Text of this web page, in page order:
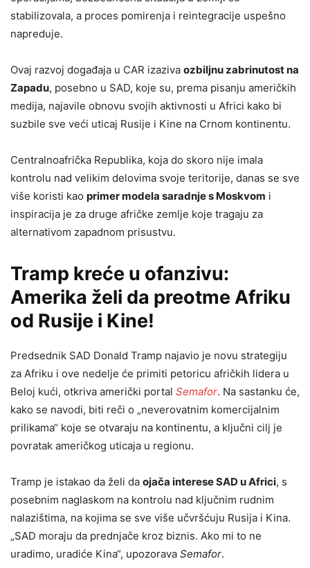
stabilizovala, a proces pomirenja i reintegracije uspešno
napreduje.
Ovaj razvoj događaja u CAR izaziva ozbiljnu zabrinutost na
Zapadu, posebno u SAD, koje su, prema pisanju američkih
medija, najavile obnovu svojih aktivnosti u Africi kako bi
suzbile sve veći uticaj Rusije i Kine na Crnom kontinentu.
Centralnoafrička Republika, koja do skoro nije imala
kontrolu nad velikim delovima svoje teritorije, danas se sve
više koristi kao primer modela saradnje s Moskvom i
inspiracija je za druge afričke zemlje koje tragaju za
alternativom zapadnom prisustvu.
Tramp kreće u ofanzivu:
Amerika želi da preotme Afriku
od Rusije i Kine!
Predsednik SAD Donald Tramp najavio je novu strategiju
za Afriku i ove nedelje će primiti petoricu afričkih lidera u
Beloj kući, otkriva američki portal Semafor. Na sastanku će,
kako se navodi, biti reči o „neverovatnim komercijalnim
prilikama“ koje se otvaraju na kontinentu, a ključni cilj je
povratak američkog uticaja u regionu.
Tramp je istakao da želi da ojača interese SAD u Africi, s
posebnim naglaskom na kontrolu nad ključnim rudnim
nalazištima, na kojima se sve više učvršćuju Rusija i Kina.
„SAD moraju da prednjače kroz biznis. Ako mi to ne
uradimo, uradiće Kina“, upozorava Semafor.